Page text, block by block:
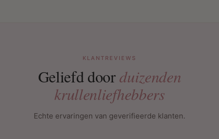
KLANTREVIEWS
Geliefd doorduizenden
krullenliefhebbers
Echte ervaringen van geverifieerde klanten.